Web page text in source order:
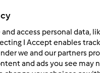
Wyników na
access personal data,
I Accept enables
we and our partners
and ads you see may